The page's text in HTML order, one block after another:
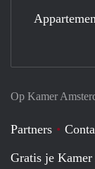
Op Kamer
Partners
Gratis je Kamer